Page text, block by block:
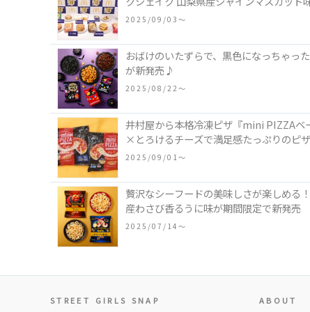
2025/09/03〜
おばけのいたずらで、黒色になっちゃっ
が新発売♪
2025/08/22〜
井村屋から本格冷凍ピザ『mini PIZZA
×とろけるチーズで満足感たっぷりのピ
2025/09/01〜
贅沢なシーフードの美味しさが楽しめる
産わさび香るうに味が期間限定で新発売
2025/07/14〜
STREET GIRLS SNAP ABOUT